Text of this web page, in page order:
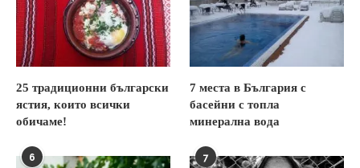
25 традиционни български
ястия, които всички
обичаме!
7 места в България с
басейни с топла
минерална вода
6 7